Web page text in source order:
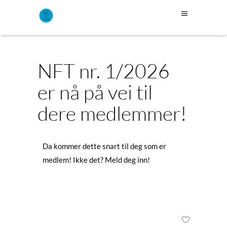
NFT nr. 1/2026
er nå på vei til
dere medlemmer!
Da kommer dette snart til deg som er
medlem! Ikke det? Meld deg inn!